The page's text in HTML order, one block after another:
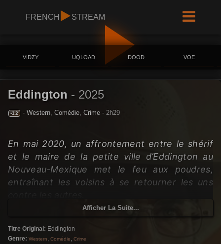
FRENCH STREAM
VIDZY UQLOAD DOOD VOE
Eddington - 2025
-12 - Western, Comédie, Crime - 2h29
En mai 2020, un affrontement entre le shérif
et le maire de la petite ville d’Eddington au
Nouveau-Mexique met le feu aux poudres,
entraînant les voisins à se retourner les uns
Afficher La Suite...
Titre Original: Eddington
Genre: Western, Comédie, Crime